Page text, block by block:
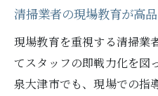
清掃業者の現場教育が高
現場教育を重視する清掃業
てスタッフの即戦力化を図
泉大津市でも、現場での指